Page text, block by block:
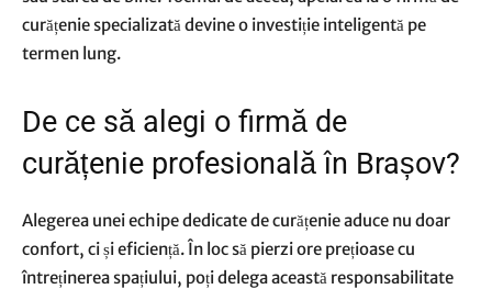
curățenie specializată devine o investiție inteligentă pe
termen lung.
De ce să alegi o firmă de
curățenie profesională în Brașov?
Alegerea unei echipe dedicate de curățenie aduce nu doar
confort, ci și eficiență. În loc să pierzi ore prețioase cu
întreținerea spațiului, poți delega această responsabilitate